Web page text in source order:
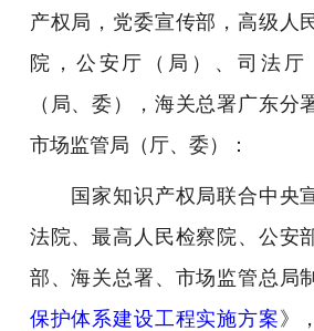
产权局，党委宣传部，高级人
院，公安厅（局）、司法厅
（局、委），海关总署广东分
市场监管局（厅、委）：
国家知识产权局联合中央
法院、最高人民检察院、公安
部、海关总署、市场监管总局
保护体系建设工程实施方案》